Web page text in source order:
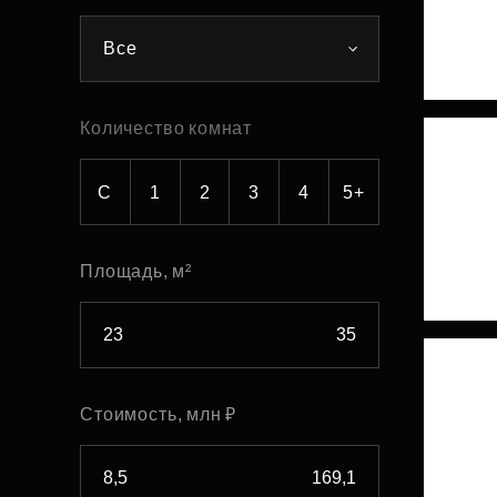
Все
Количество комнат
С 1 2 3 4 5+
Площадь, м²
Стоимость, млн ₽